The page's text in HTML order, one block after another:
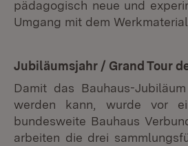
pädagogisch neue und
Umgang mit dem
Jubiläumsjahr / Grand Tour
Damit das Bauhaus-
werden kann, wurde vor
bundesweite Bauhaus
arbeiten die drei